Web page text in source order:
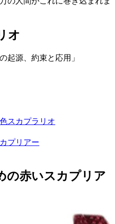
オ
起源、約束と応用」
スカプラリオ
プリアー
の赤いスカプリア